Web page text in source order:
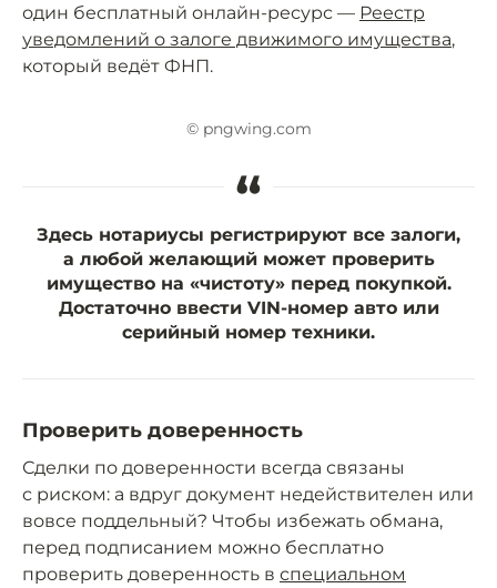
один бесплатный онлайн-ресурс — Реестр
уведомлений о залоге движимого имущества,
который ведёт ФНП.
© pngwing.com
“
Здесь нотариусы регистрируют все залоги,
а любой желающий может проверить
имущество на «чистоту» перед покупкой.
Достаточно ввести VIN-номер авто или
серийный номер техники.
Проверить доверенность
Сделки по доверенности всегда связаны
с риском: а вдруг документ недействителен или
вовсе поддельный? Чтобы избежать обмана,
перед подписанием можно бесплатно
проверить доверенность в специальном